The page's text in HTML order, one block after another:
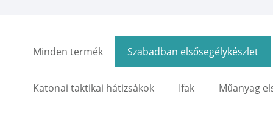
Minden termék Szabadban elsősegélykészlet
Katonai taktikai hátizsákok Ifak Műanyag